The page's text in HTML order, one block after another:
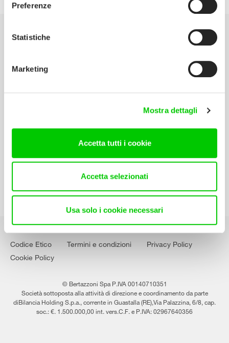
Preferenze
Statistiche
Marketing
Mostra dettagli
Accetta tutti i cookie
Accetta selezionati
Usa solo i cookie necessari
Scarica il catalogo
Manuali d’istruzione
Lavora con noi
Codice Etico Termini e condizioni
Privacy Policy
Cookie Policy
© Bertazzoni Spa P.IVA 00140710351
Società sottoposta alla attività di direzione e coordinamento da parte
diBilancia Holding S.p.a., corrente in Guastalla (RE),Via Palazzina, 6/8, cap.
soc.: €. 1.500.000,00 int. vers.C.F. e P.IVA: 02967640356